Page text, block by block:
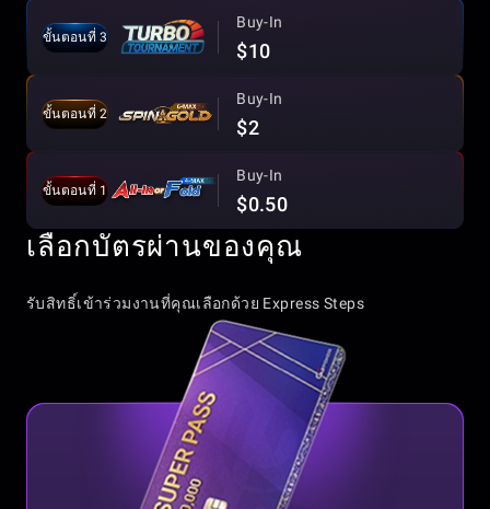
ขั้นตอนที่ 1
Buy-In
$0.50
ขั้นตอนที่ 2
Buy-In
$2
ขั้นตอนที่ 3
Buy-In
$10
เลือกบัตรผ่านของคุณ
รับสิทธิ์เข้าร่วมงานที่คุณเลือกด้วย Express Steps